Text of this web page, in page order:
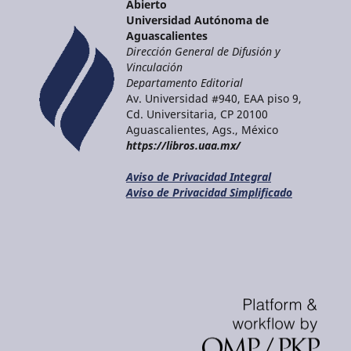
Abierto
Universidad Autónoma de
Aguascalientes
Dirección General de Difusión y
Vinculación
Departamento Editorial
Av. Universidad #940, EAA piso 9,
Cd. Universitaria, CP 20100
Aguascalientes, Ags., México
https://libros.uaa.mx/
Aviso de Privacidad Integral
Aviso de Privacidad Simplificado